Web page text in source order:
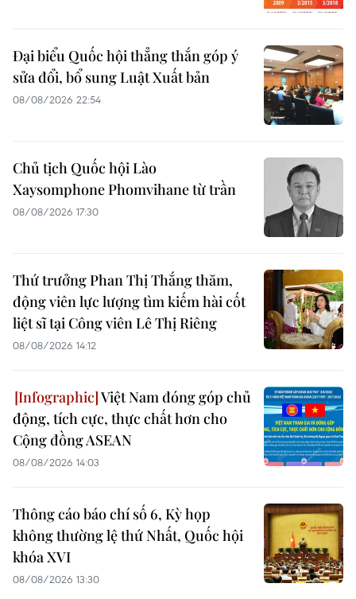
Đại biểu Quốc hội thẳng thắn góp ý
sửa đổi, bổ sung Luật Xuất bản
08/08/2026 22:54
Chủ tịch Quốc hội Lào
Xaysomphone Phomvihane từ trần
08/08/2026 17:30
Thứ trưởng Phan Thị Thắng thăm,
động viên lực lượng tìm kiếm hài cốt
liệt sĩ tại Công viên Lê Thị Riêng
08/08/2026 14:12
Việt Nam đóng góp chủ
động, tích cực, thực chất hơn cho
Cộng đồng ASEAN
08/08/2026 14:03
Thông cáo báo chí số 6, Kỳ họp
không thường lệ thứ Nhất, Quốc hội
khóa XVI
08/08/2026 13:30